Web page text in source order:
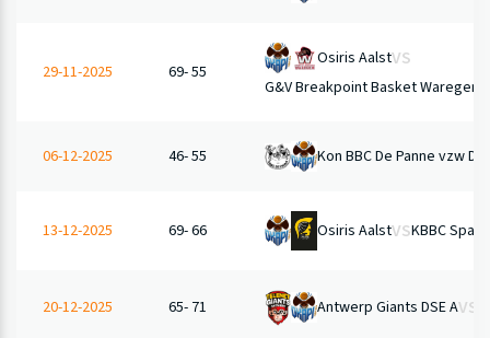
29-11-2025 69- 55
Osiris AalstVS
G&V Breakpoint Basket Waregem
06-12-2025 46- 55 Kon BBC De Panne vzw
13-12-2025 69- 66 Osiris AalstVSKBBC
20-12-2025 65- 71 Antwerp Giants DSE AVS